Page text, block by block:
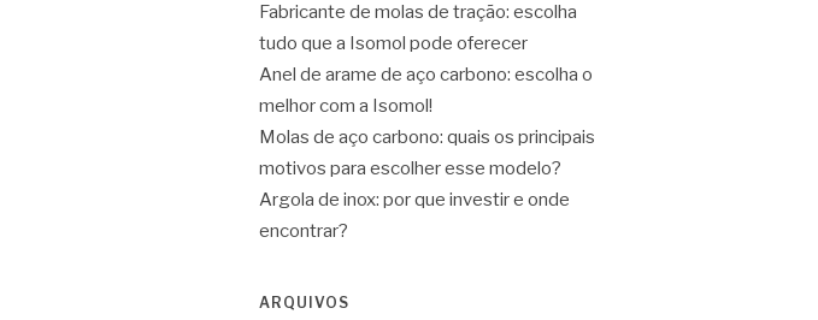
Fabricante de molas de tração: escolha
tudo que a Isomol pode oferecer
Anel de arame de aço carbono: escolha o
melhor com a Isomol!
Molas de aço carbono: quais os principais
motivos para escolher esse modelo?
Argola de inox: por que investir e onde
encontrar?
ARQUIVOS